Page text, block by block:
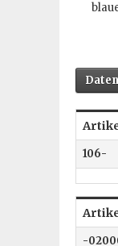
106-
-